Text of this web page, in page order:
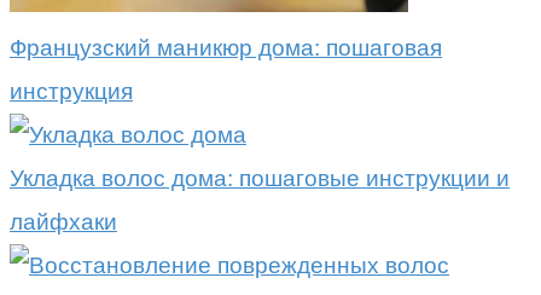
Французский маникюр дома: пошаговая
инструкция
Укладка волос дома: пошаговые инструкции и
лайфхаки